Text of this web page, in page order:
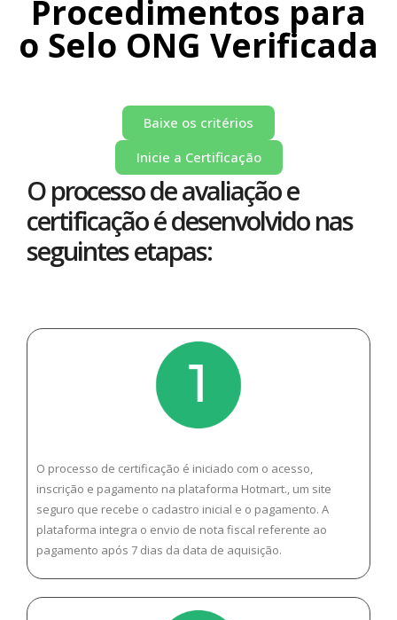
Procedimentos para
o Selo ONG Verificada
Baixe os critérios
Inicie a Certificação
O processo de avaliação e
certificação é desenvolvido nas
seguintes etapas:
O processo de certificação é iniciado com o acesso,
inscrição e pagamento na plataforma Hotmart., um site
seguro que recebe o cadastro inicial e o pagamento. A
plataforma integra o envio de nota fiscal referente ao
pagamento após 7 dias da data de aquisição.